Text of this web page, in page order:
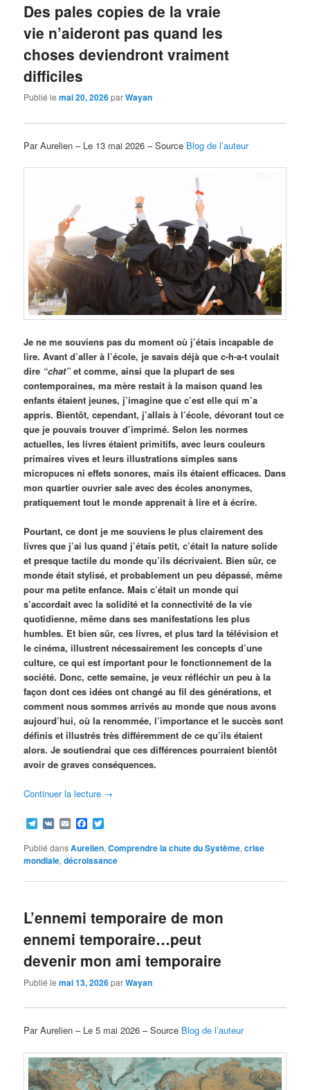
Des pales copies de la vraie
vie n’aideront pas quand les
choses deviendront vraiment
difficiles
Publié lemai 20, 2026parWayan
Par Aurelien – Le 13 mai 2026 – Source Blog de l’auteur
Je ne me souviens pas du moment où j’étais incapable de
lire. Avant d’aller à l’école, je savais déjà que c-h-a-t voulait
dire “chat” et comme, ainsi que la plupart de ses
contemporaines, ma mère restait à la maison quand les
enfants étaient jeunes, j’imagine que c’est elle qui m’a
appris. Bientôt, cependant, j’allais à l’école, dévorant tout ce
que je pouvais trouver d’imprimé. Selon les normes
actuelles, les livres étaient primitifs, avec leurs couleurs
primaires vives et leurs illustrations simples sans
micropuces ni effets sonores, mais ils étaient efficaces. Dans
mon quartier ouvrier sale avec des écoles anonymes,
pratiquement tout le monde apprenait à lire et à écrire.
Pourtant, ce dont je me souviens le plus clairement des
livres que j’ai lus quand j’étais petit, c’était la nature solide
et presque tactile du monde qu’ils décrivaient. Bien sûr, ce
monde était stylisé, et probablement un peu dépassé, même
pour ma petite enfance. Mais c’était un monde qui
s’accordait avec la solidité et la connectivité de la vie
quotidienne, même dans ses manifestations les plus
humbles. Et bien sûr, ces livres, et plus tard la télévision et
le cinéma, illustrent nécessairement les concepts d’une
culture, ce qui est important pour le fonctionnement de la
société. Donc, cette semaine, je veux réfléchir un peu à la
façon dont ces idées ont changé au fil des générations, et
comment nous sommes arrivés au monde que nous avons
aujourd’hui, où la renommée, l’importance et le succès sont
définis et illustrés très différemment de ce qu’ils étaient
alors. Je soutiendrai que ces différences pourraient bientôt
avoir de graves conséquences.
Continuer la lecture →
Telegram
VK EmailFacebook
Publié dansAurelien,Comprendre la chute du Système,crise
mondiale,décroissance
L’ennemi temporaire de mon
ennemi temporaire…peut
devenir mon ami temporaire
Publié lemai 13, 2026parWayan
Par Aurelien – Le 5 mai 2026 – Source Blog de l’auteur